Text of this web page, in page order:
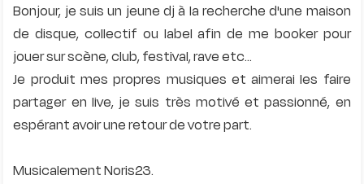
Bonjour, je suis un jeune dj à la recherche d'une maison
de disque, collectif ou label afin de me booker pour
jouer sur scène, club, festival, rave etc...
Je produit mes propres musiques et aimerai les faire
partager en live, je suis très motivé et passionné, en
espérant avoir une retour de votre part.
Musicalement Noris23.